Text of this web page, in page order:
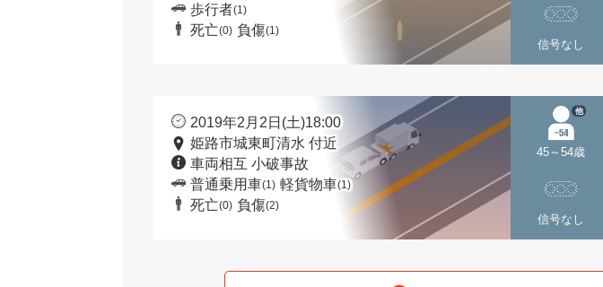
歩行者(1)
死亡(0) 負傷(1)
信号なし
2019年2月2日(土)18:00
姫路市城東町清水 付近
車両相互 小破事故
普通乗用車(1) 軽貨物車(1)
死亡(0) 負傷(2)
45～54歳
他
信号なし